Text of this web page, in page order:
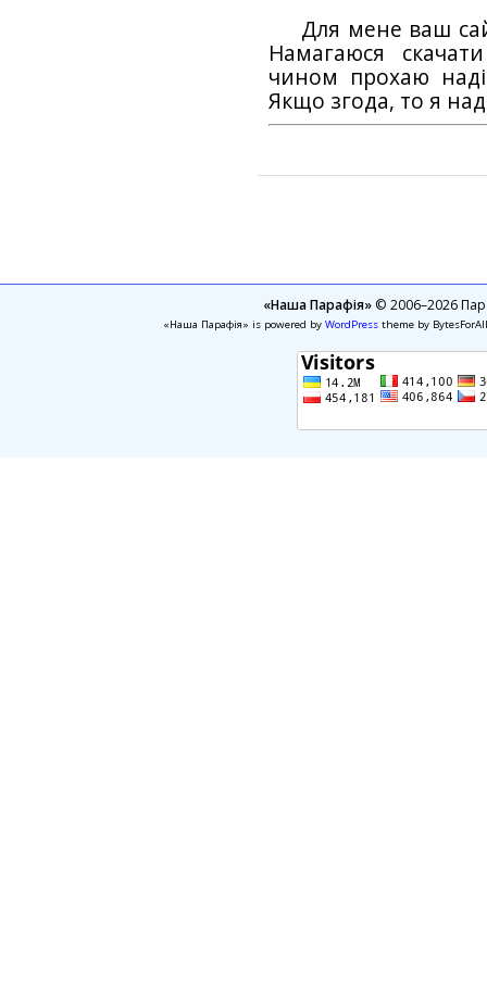
Для мене ваш
Намагаюся
чином прохаю
Якщо згода, то я
«Наша Парафія»© 2006–2026
«Наша Парафія» is powered by WordPresstheme by